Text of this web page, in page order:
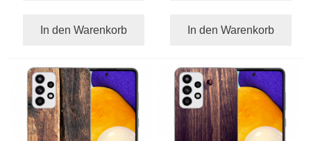
In den Warenkorb In den Warenkorb